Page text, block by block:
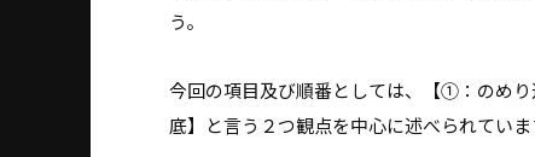
う。
今回の項目及び順番としては、【①：のめ
底】と言う２つ観点を中心に述べられていま